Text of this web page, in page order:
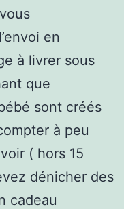
en
à livrer sous
que
sont créés
à peu
( hors 15
dénicher des
cadeau